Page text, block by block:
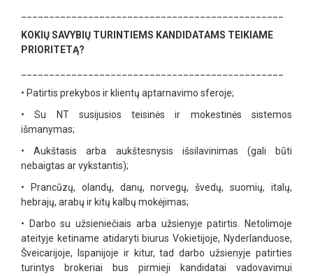
KOKIŲ SAVYBIŲ TURINTIEMS KANDIDATAMS TEIKIAME
PRIORITETĄ?
• Patirtis prekybos ir klientų aptarnavimo sferoje;
•
Su NT susijusios teisinės ir mokestinės sistemos
išmanymas;
•
Aukštasis arba aukštesnysis išsilavinimas (gali būti
nebaigtas ar vykstantis);
•
Prancūzų, olandų, danų, norvegų, švedų, suomių, italų,
hebrajų, arabų ir kitų kalbų mokėjimas;
•
Darbo su užsieniečiais arba užsienyje patirtis. Netolimoje
ateityje ketiname atidaryti biurus Vokietijoje, Nyderlanduose,
Šveicarijoje, Ispanijoje ir kitur, tad darbo užsienyje patirties
turintys brokeriai bus pirmieji kandidatai vadovavimui